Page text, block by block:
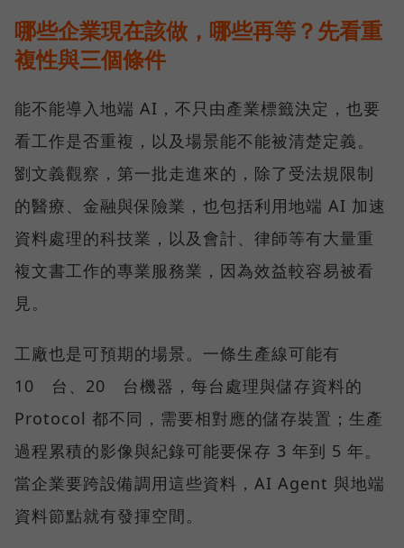
哪些企業現在該做，哪些再等？先看重
複性與三個條件
能不能導入地端 AI，不只由產業標籤決定，也要
看工作是否重複，以及場景能不能被清楚定義。
劉文義觀察，第一批走進來的，除了受法規限制
的醫療、金融與保險業，也包括利用地端 AI 加速
資料處理的科技業，以及會計、律師等有大量重
複文書工作的專業服務業，因為效益較容易被看
見。
工廠也是可預期的場景。一條生產線可能有
10 台、20 台機器，每台處理與儲存資料的
Protocol 都不同，需要相對應的儲存裝置；生產
過程累積的影像與紀錄可能要保存 3 年到 5 年。
當企業要跨設備調用這些資料，AI Agent 與地端
資料節點就有發揮空間。